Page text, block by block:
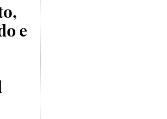
e